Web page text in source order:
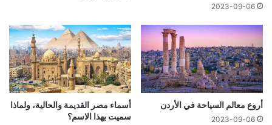
2023-09-06
أروع معالم السياحة في الأردن
2023-09-06
أسماء مصر القديمة والحالية، ولماذا
سميت بهذا الاسم؟